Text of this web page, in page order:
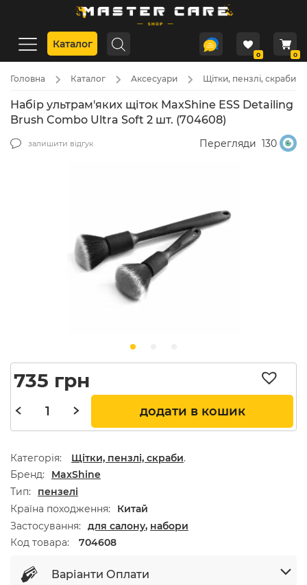
Каталог
0 0
Головна Каталог Аксесуари Щітки, пензлі, скраби
Набір ультрам'яких щіток MaxShine ESS Detailing
Brush Combo Ultra Soft 2 шт. (704608)
залишити відгук Перегляди 130
735 грн
додати в кошик
Категорія: Щітки, пензлі, скраби.
Бренд
MaxShine
Тип
пензелі
Країна походження
Китай
Застосування
для салону, набори
Код товара:
704608
Варіанти Оплати